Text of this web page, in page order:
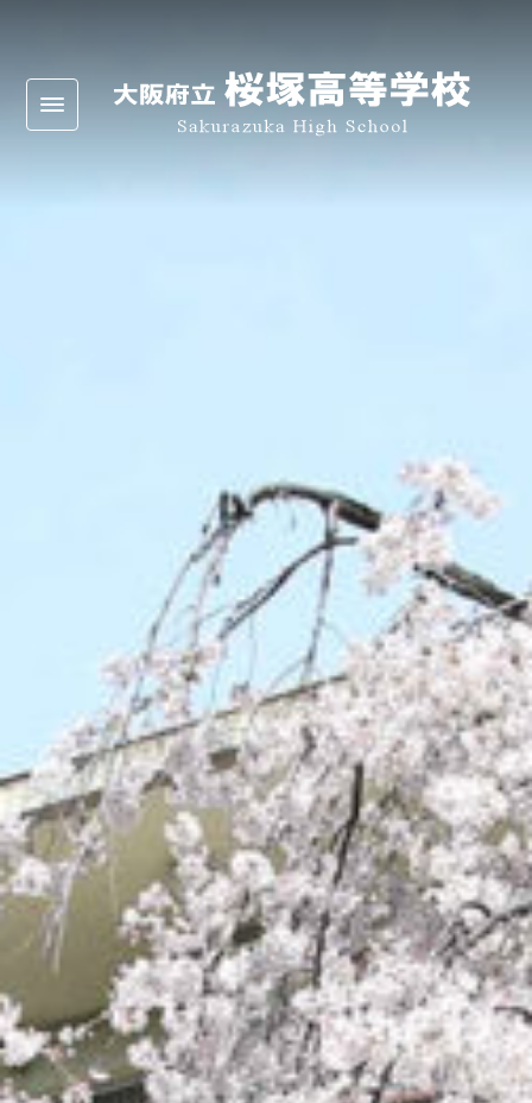
: Undefined array key 0 in
/home/sakurazuka/sakurazuka.ed.jp/public_html/wp-conten
t/themes/sakurazuka_2020/header.php